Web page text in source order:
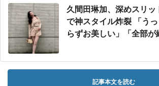
久間田琳加、深めスリッ
で神スタイル炸裂 「う
らずお美しい」「全部が
記事本文を読む